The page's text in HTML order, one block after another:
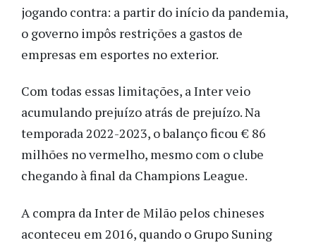
jogando contra: a partir do início da pandemia,
o governo impôs restrições a gastos de
empresas em esportes no exterior.
Com todas essas limitações, a Inter veio
acumulando prejuízo atrás de prejuízo. Na
temporada 2022-2023, o balanço ficou € 86
milhões no vermelho, mesmo com o clube
chegando à final da Champions League.
A compra da Inter de Milão pelos chineses
aconteceu em 2016, quando o Grupo Suning